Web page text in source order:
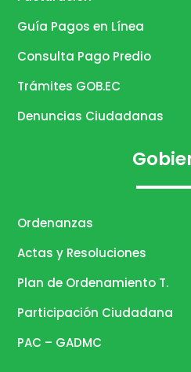
Guía Pagos en Línea
Consulta Pago Predio
Trámites GOB.EC
Denuncias Ciudadanas
Ordenanzas
Actas y Resoluciones
Plan de Ordenamiento T.
Participación Ciudadana
PAC – GADMC